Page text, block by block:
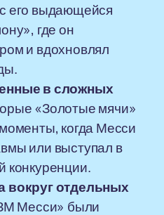
его выдающейся
где он
и вдохновлял
в сложных
«Золотые мячи»
когда Месси
или выступал в
конкуренции.
вокруг отдельных
Месси» были